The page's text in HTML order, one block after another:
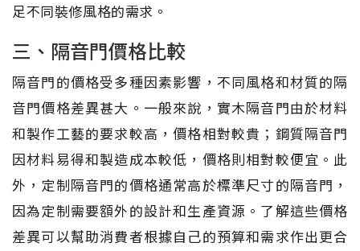
足不同裝修風格的需求。
三、隔音門價格比較
隔音門的價格受多種因素影響，不同風格和材質的隔
音門價格差異甚大。一般來說，實木隔音門由於材料
和製作工藝的要求較高，價格相對較貴；鋼質隔音門
因材料易得和製造成本較低，價格則相對較便宜。此
外，定制隔音門的價格通常高於標準尺寸的隔音門，
因為定制需要額外的設計和生產資源。了解這些價格
差異可以幫助消費者根據自己的預算和需求作出更合